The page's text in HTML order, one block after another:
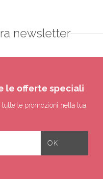
newsletter
le offerte speciali
le promozioni nella tua